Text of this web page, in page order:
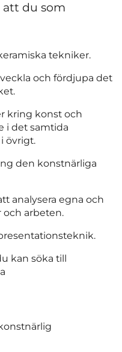
att du som
tekniker.
och fördjupa det
kring konst och
i det samtida
övrigt.
den konstnärliga
analysera egna och
och arbeten.
kan söka till